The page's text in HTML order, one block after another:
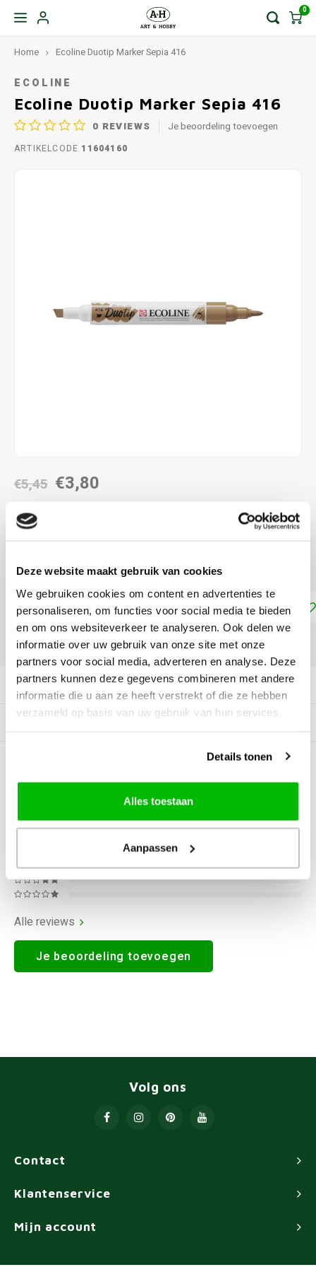
Deze website maakt gebruik van cookies
We gebruiken cookies om content en advertenties te
personaliseren, om functies voor social media te bieden
en om ons websiteverkeer te analyseren. Ook delen we
informatie over uw gebruik van onze site met onze
partners voor social media, adverteren en analyse. Deze
partners kunnen deze gegevens combineren met andere
informatie die u aan ze heeft verstrekt of die ze hebben
verzameld op basis van uw gebruik van hun services.
Details tonen
Alles toestaan
Aanpassen
0
Home Ecoline Duotip Marker Sepia 416
ECOLINE
Ecoline Duotip Marker Sepia 416
0 REVIEWS Je beoordeling toevoegen
ARTIKELCODE 11604160
€5,45 €3,80
DIRECT LEVERBAAR
meer
Toevoegen aan winkelwagen
DELEN:
Productomschrijving
Gerelateerde producten
BEOORDELINGEN
Alle reviews
Je beoordeling toevoegen
Contact
Volg ons
Klantenservice
Mijn account